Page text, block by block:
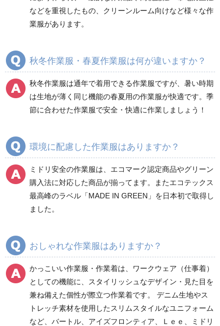
商品カテゴリ一覧
秋冬長袖
食品産業用長袖
食品産業用半袖
秋冬長袖
ワークパンツ
春夏ワークパンツ作業
ズボン
秋冬ワークパンツ作業
ズボン
ツ
クリーンウェアワーク
パンツ
カーゴパンツ
春夏カーゴパンツ作業
ズボン
ズボン
などを重視したもの、クリーンルーム向けなど様々な作
業服があります。
秋冬作業服・春夏作業服は何が違いますか？
秋冬作業服は通年で着用できる作業服ですが、暑い時期
は生地が薄く同じ機能の春夏用の作業服が快適です。季
節に合わせた作業服で安全・快適に作業しましょう！
環境に配慮した作業服はありますか？
ミドリ安全の作業服は、エコマーク認定商品やグリーン
購入法に対応した商品が揃ってます。またエコテックス
最高峰のラベル「MADE IN GREEN」を日本初で取得し
ました。
おしゃれな作業服はありますか？
かっこいい作業服・作業着は、ワークウェア（仕事着）
としての機能に、スタイリッシュなデザイン・見た目を
兼ね備えた個性が際立つ作業着です。 デニム生地やス
トレッチ素材を使用したスリムスタイルなユニフォーム
など、バートル、アイズフロンティア、Ｌｅｅ、ミドリ